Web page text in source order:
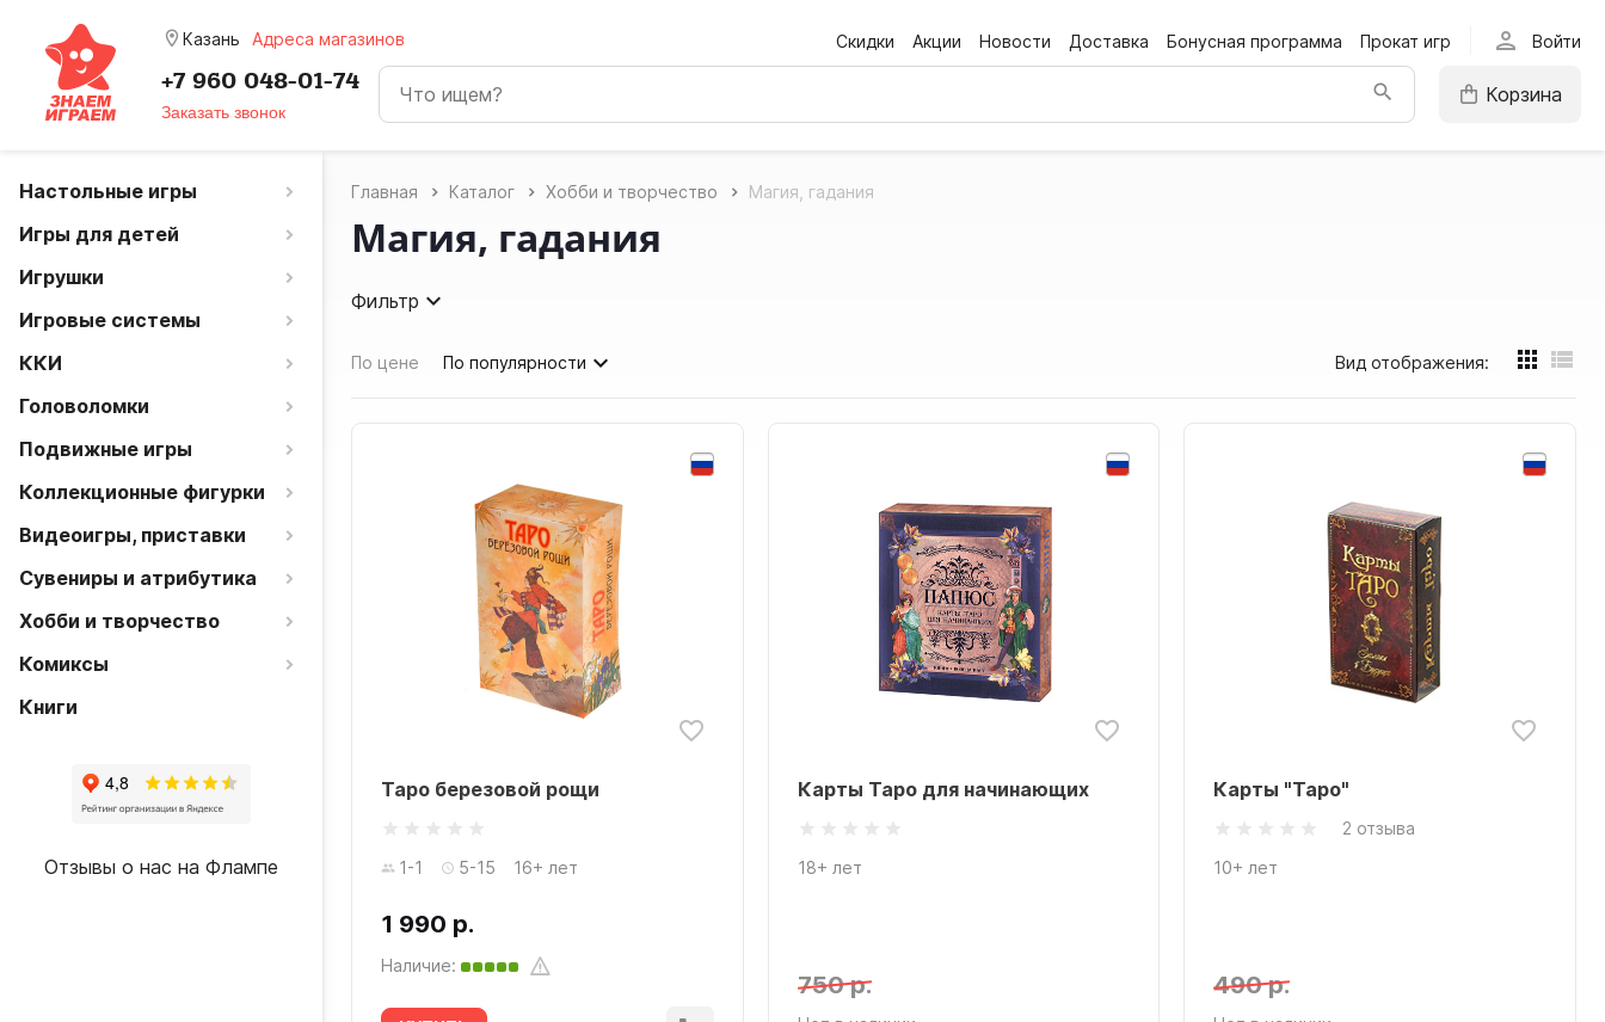
room Казань Адреса магазинов Скидки Акции Новости Доставка Бонусная программа Прокат игр person Войти
+7 960 048-01-74
Заказать звонок
Корзина
Настольные игры
Игры для детей
Игрушки
Игровые системы
ККИ
Головоломки
Подвижные игры
Коллекционные фигурки
Видеоигры, приставки
Сувениры и атрибутика
Хобби и творчество
Комиксы
Книги
Отзывы о нас на Флампе
Главная Каталог Хобби и творчество Магия, гадания
Магия, гадания
Фильтр
По цене По популярности Вид отображения:
Таро березовой рощи
1-1 5-15 16+ лет
1 990 р.
Наличие:
Карты Таро для начинающих
18+ лет
750 р.
Карты "Таро"
2 отзыва
10+ лет
490 р.